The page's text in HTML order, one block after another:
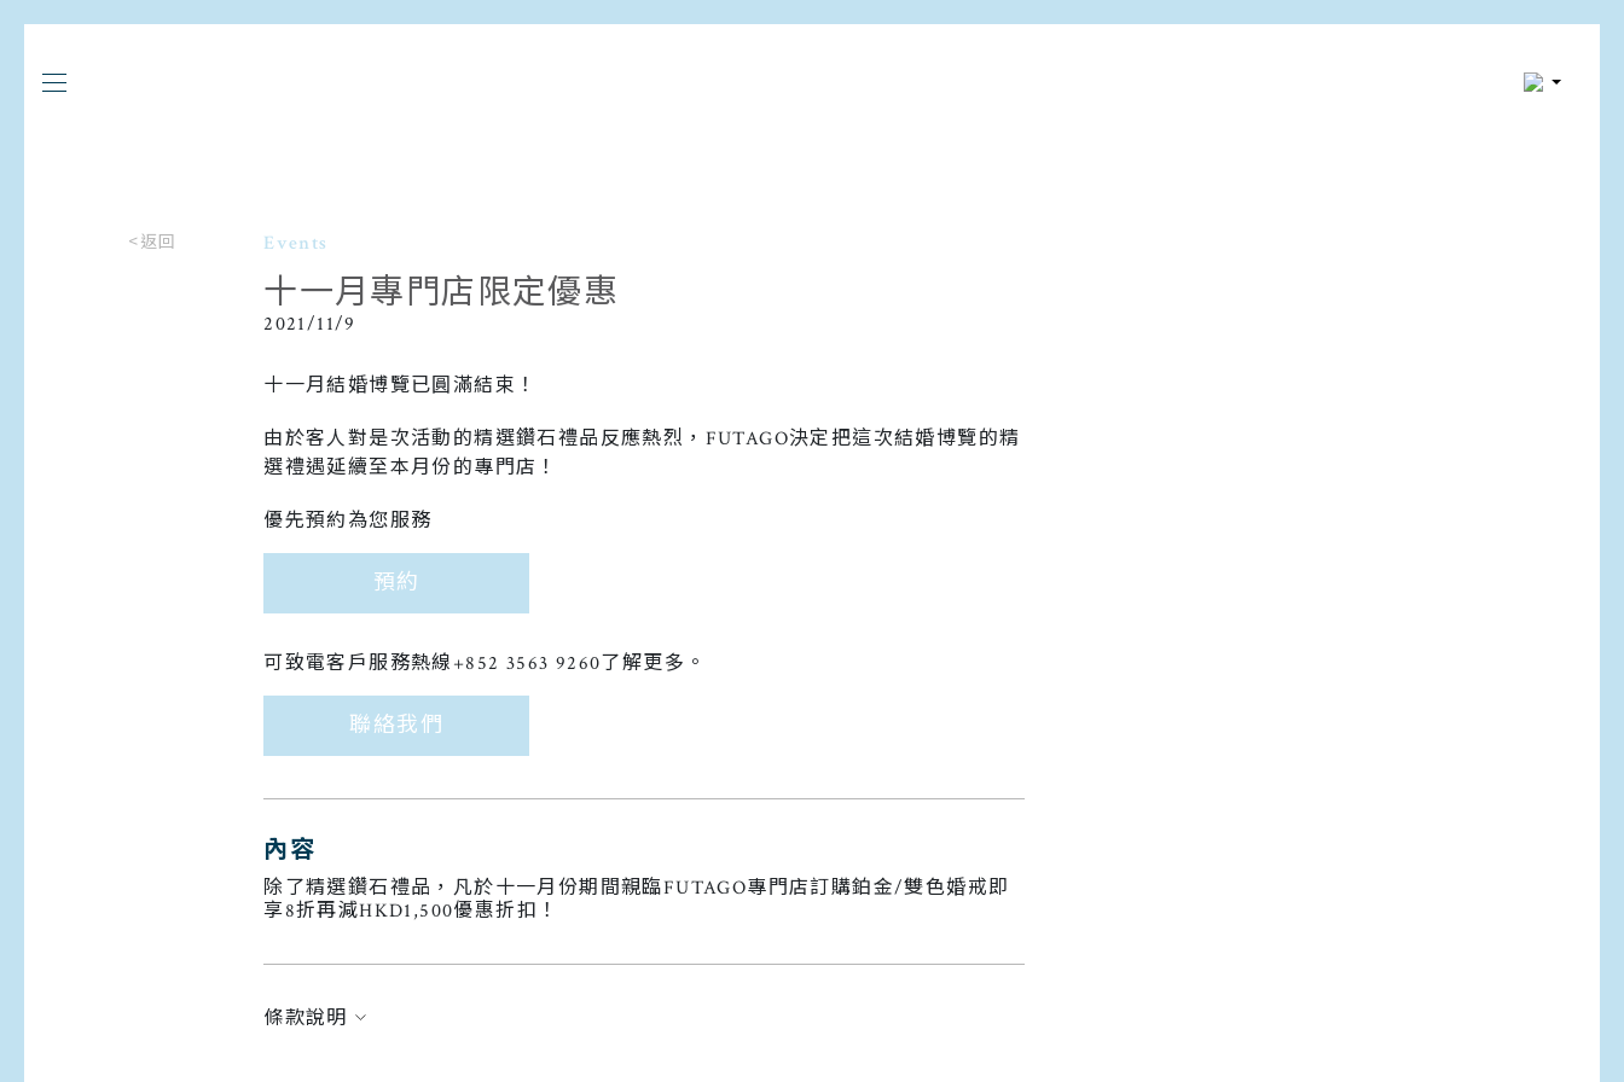
<返回 Events
十一月專門店限定優惠
2021/11/9
十一月結婚博覽已圓滿結束！
由於客人對是次活動的精選鑽石禮品反應熱烈，FUTAGO決定把這次結婚博覽的精
選禮遇延續至本月份的專門店 ！
優先預約為您服務
預約
可致電客戶服務熱線+852 3563 9260了解更多。
聯絡我們
內容
除了精選鑽石禮品 ，凡於十一月份期間親臨FUTAGO專門店訂購鉑金/雙色婚戒即
享8折再減HKD1,500優惠折扣！
條款說明